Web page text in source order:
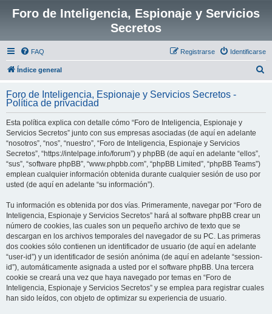
Foro de Inteligencia, Espionaje y Servicios
Secretos
FAQ Identificarse
Registrarse
Índice general
c
Foro de Inteligencia, Espionaje y Servicios Secretos -
Política de privacidad
Esta política explica con detalle cómo “Foro de Inteligencia, Espionaje y
Servicios Secretos” junto con sus empresas asociadas (de aquí en adelante
“nosotros”, “nos”, “nuestro”, “Foro de Inteligencia, Espionaje y Servicios
Secretos”, “https://intelpage.info/forum”) y phpBB (de aquí en adelante “ellos”,
“sus”, “software phpBB”, “www.phpbb.com”, “phpBB Limited”, “phpBB Teams”)
emplean cualquier información obtenida durante cualquier sesión de uso por
usted (de aquí en adelante “su información”).
Tu información es obtenida por dos vías. Primeramente, navegar por “Foro de
Inteligencia, Espionaje y Servicios Secretos” hará al software phpBB crear un
número de cookies, las cuales son un pequeño archivo de texto que se
descargan en los archivos temporales del navegador de su PC. Las primeras
dos cookies sólo contienen un identificador de usuario (de aquí en adelante
“user-id”) y un identificador de sesión anónima (de aquí en adelante “session-
id”), automáticamente asignada a usted por el software phpBB. Una tercera
cookie se creará una vez que haya navegado por temas en “Foro de
Inteligencia, Espionaje y Servicios Secretos” y se emplea para registrar cuales
han sido leídos, con objeto de optimizar su experiencia de usuario.